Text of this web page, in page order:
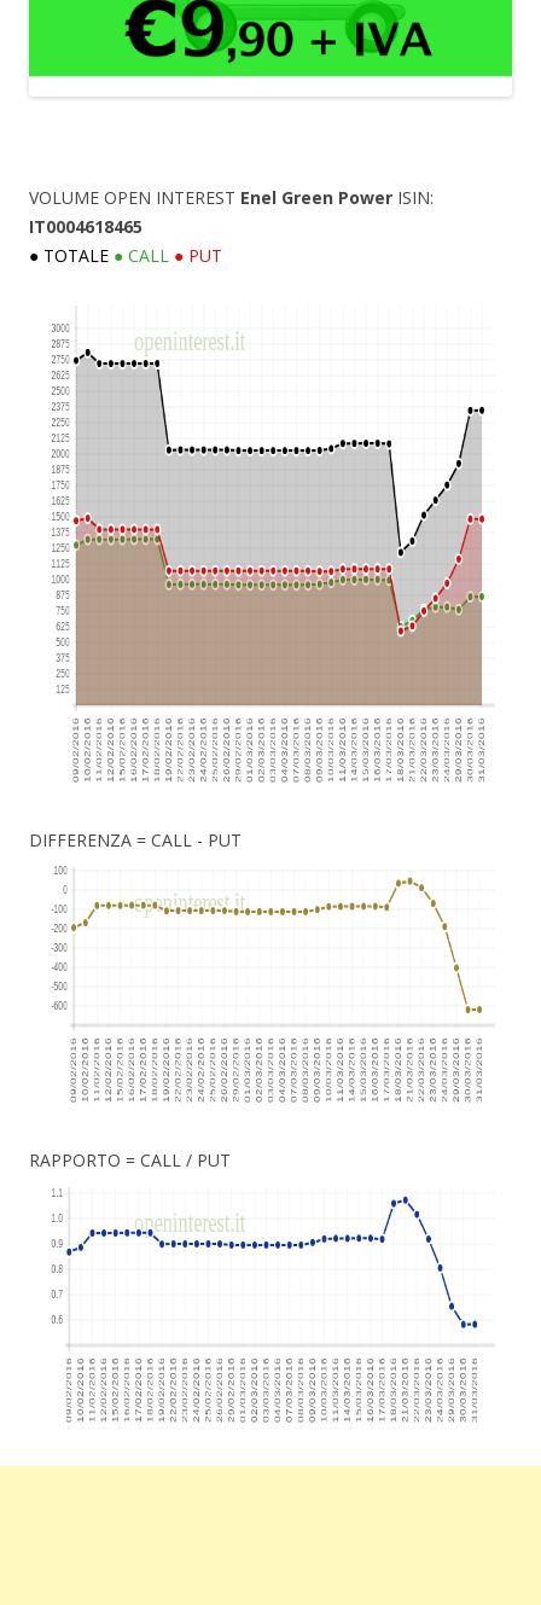
VOLUME OPEN INTEREST Enel Green Power ISIN:
IT0004618465
● TOTALE ● CALL ● PUT
DIFFERENZA = CALL - PUT
RAPPORTO = CALL / PUT